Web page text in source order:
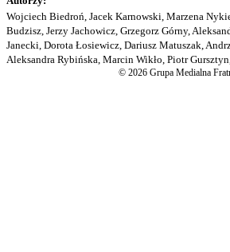
Wojciech Biedroń, Jacek Karnowski, Marzena
Budzisz, Jerzy Jachowicz, Grzegorz Górny,
Janecki, Dorota Łosiewicz, Dariusz Matuszak,
Aleksandra Rybińska, Marcin Wikło, Piotr
© 2026 Grupa Medialna